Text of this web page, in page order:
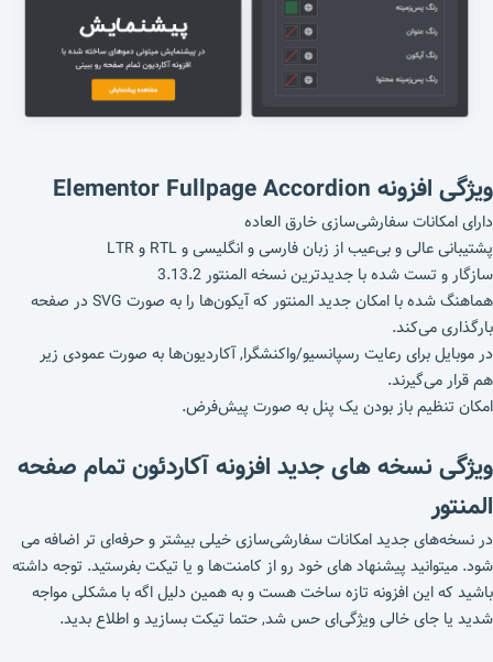
ویژگی افزونه Elementor Fullpage Accordion
دارای امکانات سفارشی‌سازی خارق العاده
پشتیبانی عالی و بی‌عیب از زبان فارسی و انگلیسی و RTL و LTR
سازگار و تست شده با جدیدترین نسخه المنتور 3.13.2
هماهنگ شده با امکان جدید المنتور که آیکون‌ها را به صورت SVG در صفحه
بارگذاری می‌کند.
در موبایل برای رعایت رسپانسیو/واکنشگرا, آکاردیون‌ها به صورت عمودی زیر
هم قرار می‌گیرند.
امکان تنظیم باز بودن یک پنل به صورت پیش‌فرض.
ویژگی نسخه های جدید افزونه آکاردئون تمام صفحه
المنتور
در نسخه‌های جدید امکانات سفارشی‌سازی خیلی بیشتر و حرفه‌ای‌ تر اضافه می
شود. میتوانید پیشنهاد های خود رو از کامنت‌ها و یا تیکت بفرستید. توجه داشته
باشید که این افزونه تازه ساخت هست و به همین دلیل اگه با مشکلی مواجه
شدید یا جای خالی ویژگی‌ای حس شد, حتما تیکت بسازید و اطلاع بدید.